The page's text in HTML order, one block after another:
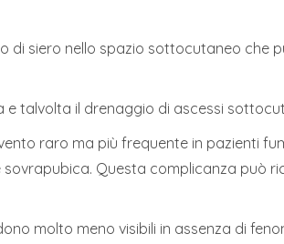
siero nello spazio sottocutaneo che
talvolta il drenaggio di ascessi
raro ma più frequente in pazienti
Questa complicanza può
molto meno visibili in assenza di